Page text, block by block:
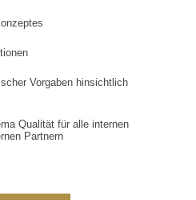
Vorgaben hinsichtlich
Qualität für alle internen
Partnern